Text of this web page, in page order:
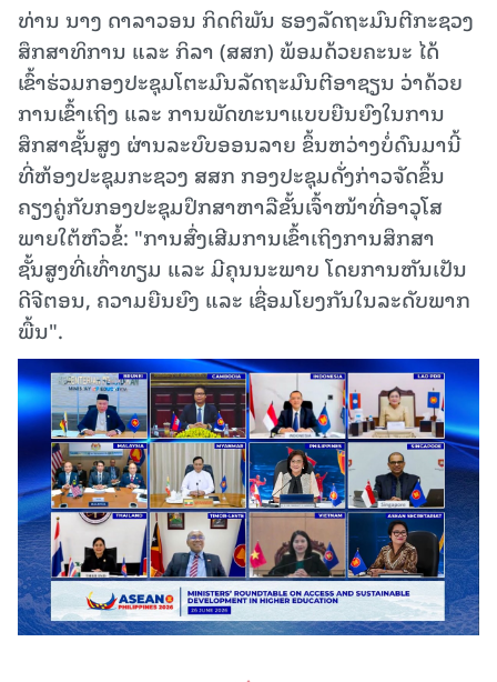
ທ່ານ ນາງ ດາລາວອນ ກິດຕິພັນ ຮອງລັດຖະມົນຕີກະຊວງ
ສຶກສາທິການ ແລະ ກິລາ (ສສກ) ພ້ອມດ້ວຍຄະນະ ໄດ້
ເຂົ້າຮ່ວມກອງປະຊຸມໂຕະມົນລັດຖະມົນຕີອາຊຽນ ວ່າດ້ວຍ
ການເຂົ້າເຖິງ ແລະ ການພັດທະນາແບບຍືນຍົງໃນການ
ສຶກສາຊັ້ນສູງ ຜ່ານລະບົບອອນລາຍ ຂຶ້ນຫວ່າງບໍ່ດົນມານີ້
ທີ່ຫ້ອງປະຊຸມກະຊວງ ສສກ ກອງປະຊຸມດັ່ງກ່າວຈັດຂຶ້ນ
ຄຽງຄູ່ກັບກອງປະຊຸມປຶກສາຫາລືຂັ້ນເຈົ້າໜ້າທີ່ອາວຸໂສ
ພາຍໃຕ້ຫົວຂໍ້: "ການສົ່ງເສີມການເຂົ້າເຖິງການສຶກສາ
ຊັ້ນສູງທີ່ເທົ່າທຽມ ແລະ ມີຄຸນນະພາບ ໂດຍການຫັນເປັນ
ດີຈີຕອນ, ຄວາມຍືນຍົງ ແລະ ເຊື່ອມໂຍງກັນໃນລະດັບພາກ
ພື້ນ".